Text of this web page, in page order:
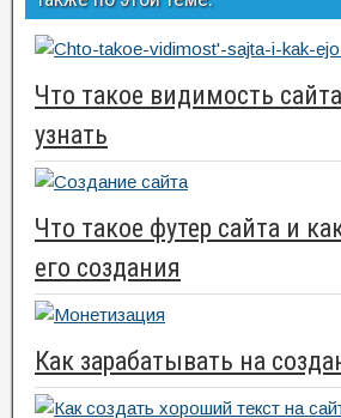
Что такое видимость
узнать
Что такое футер сайта и
его создания
Как зарабатывать на